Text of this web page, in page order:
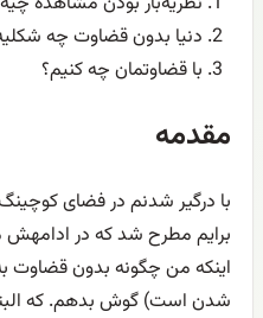
دنیا بدون قضاوت چه
با قضاوتمان چه کنیم؟
مقدمه
با درگیر شدنم در فضای
برایم مطرح شد که در
اینکه من چگونه بدون
شدن است) گوش بدهم. که